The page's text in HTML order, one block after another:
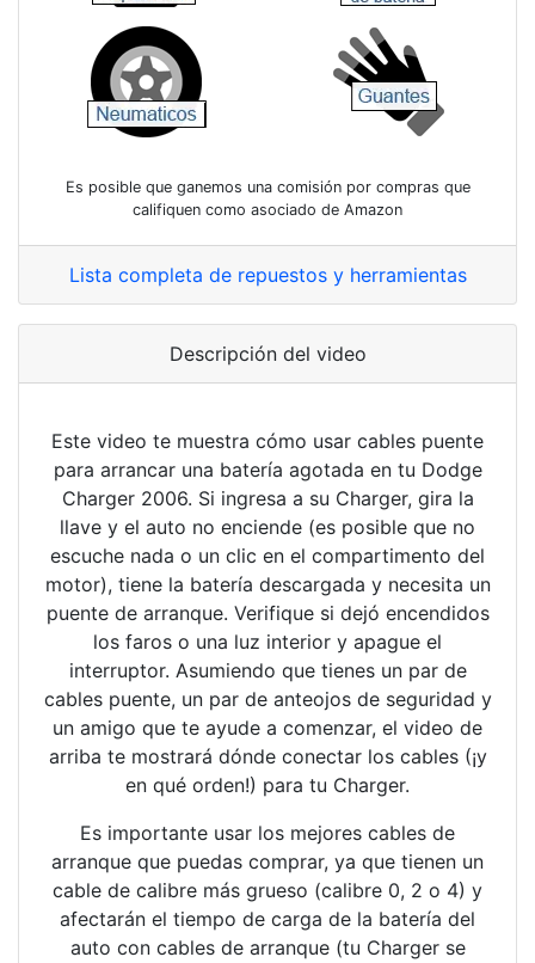
Es posible que ganemos una comisión por compras que
califiquen como asociado de Amazon
Lista completa de repuestos y herramientas
Descripción del video
Este video te muestra cómo usar cables puente
para arrancar una batería agotada en tu Dodge
Charger 2006. Si ingresa a su Charger, gira la
llave y el auto no enciende (es posible que no
escuche nada o un clic en el compartimento del
motor), tiene la batería descargada y necesita un
puente de arranque. Verifique si dejó encendidos
los faros o una luz interior y apague el
interruptor. Asumiendo que tienes un par de
cables puente, un par de anteojos de seguridad y
un amigo que te ayude a comenzar, el video de
arriba te mostrará dónde conectar los cables (¡y
en qué orden!) para tu Charger.
Es importante usar los mejores cables de
arranque que puedas comprar, ya que tienen un
cable de calibre más grueso (calibre 0, 2 o 4) y
afectarán el tiempo de carga de la batería del
auto con cables de arranque (tu Charger se